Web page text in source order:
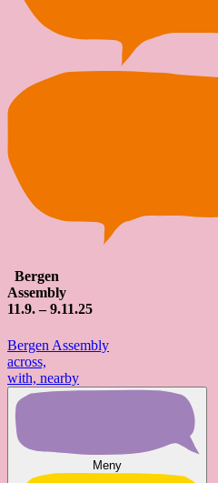
Bergen
Assembly
11.9. – 9.11.25
Bergen Assembly
across,
with, nearby
Meny